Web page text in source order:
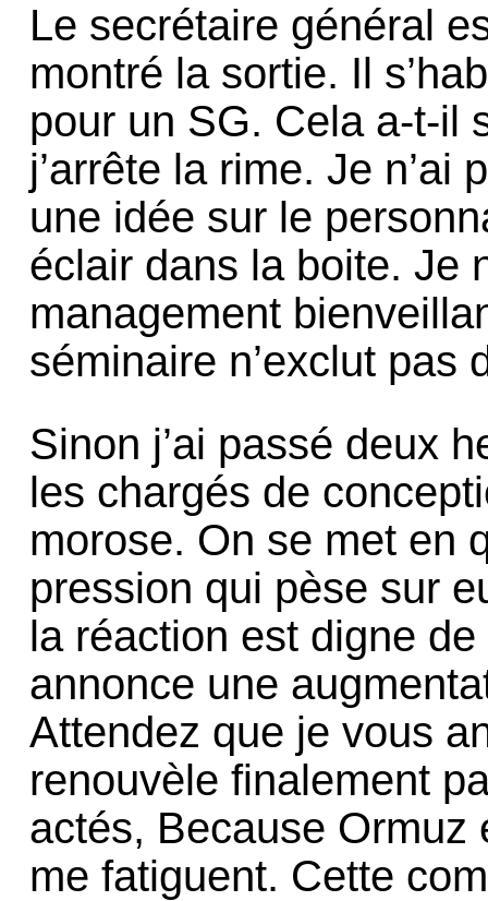
Le secrétaire général
montré la sortie. Il
pour un SG. Cela a-t-il
j’arrête la rime. Je
une idée sur le
éclair dans la boite. Je
management
séminaire n’exclut pas
Sinon j’ai passé deux
les chargés de
morose. On se met en
pression qui pèse sur
la réaction est digne
annonce une
Attendez que je vous
renouvèle finalement
actés, Because Ormuz
me fatiguent. Cette